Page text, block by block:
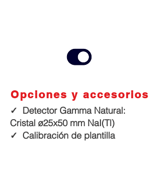
Opciones y accesorios
✓ Detector Gamma Natural:
Cristal ø25x50 mm NaI(Tl)
✓ Calibración de plantilla